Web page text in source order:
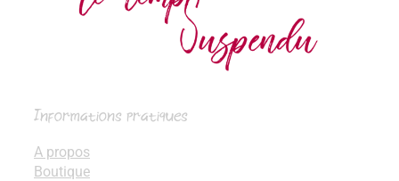
Informations pratiques
A propos
Boutique